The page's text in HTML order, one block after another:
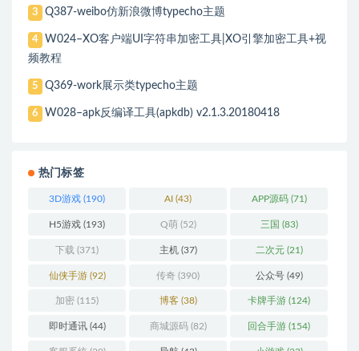
3 Q387-weibo仿新浪微博typecho主题
4
W024–XO客户端UI字符串加密工具|XO引擎加密工具+视
频教程
5 Q369-work展示类typecho主题
6 W028–apk反编译工具(apkdb) v2.1.3.20180418
热门标签
3D游戏 (190) AI (43) APP源码(71)
H5游戏 (193) Q萌(52) 三国 (83)
下载 (371) 主机(37) 二次元(21)
仙侠手游(92) 传奇 (390) 公众号(49)
加密 (115) 博客(38) 卡牌手游 (124)
即时通讯(44) 商城源码(82) 回合手游 (154)